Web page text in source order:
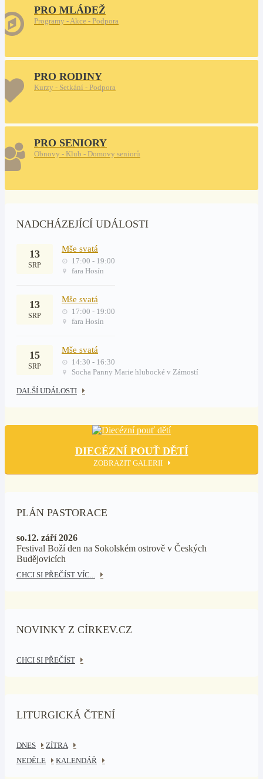
PRO MLÁDEŽ
Programy - Akce - Podpora
PRO RODINY
Kurzy - Setkání - Podpora
PRO SENIORY
Obnovy - Klub - Domovy seniorů
NADCHÁZEJÍCÍ UDÁLOSTI
13
SRP
Mše svatá
17:00 - 19:00
fara Hosín
13
SRP
Mše svatá
17:00 - 19:00
fara Hosín
15
SRP
Mše svatá
14:30 - 16:30
Socha Panny Marie hlubocké v Zámostí
DALŠÍ UDÁLOSTI
DIECÉZNÍ POUŤ DĚTÍ
ZOBRAZIT GALERII
PLÁN PASTORACE
so.12. září 2026
Festival Boží den na Sokolském ostrově v Českých
Budějovicích
CHCI SI PŘEČÍST VÍC...
NOVINKY Z CÍRKEV.CZ
CHCI SI PŘEČÍST
LITURGICKÁ ČTENÍ
DNES
ZÍTRA
NEDĚLE
KALENDÁŘ